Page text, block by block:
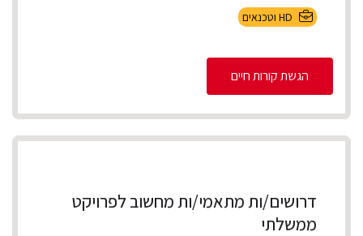
HD וטכנאים
הגשת קורות חיים
דרושים/ות מתאמי/ות מחשוב לפרויקט
ממשלתי